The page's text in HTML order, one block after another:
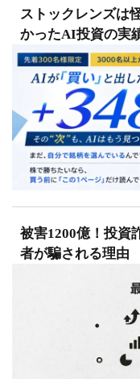
ストックレンズは
かったAI投資の実
被害1200億！投資
者が騙される理由